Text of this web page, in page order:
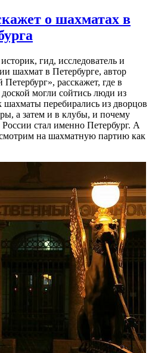
о шахматах в
гид, исследователь и
шахмат в Петербурге, автор
расскажет, где в
могли сойтись люди из
шахматы перебирались из дворцов
а затем и в клубы, и почему
стал именно Петербург. А
на шахматную партию как